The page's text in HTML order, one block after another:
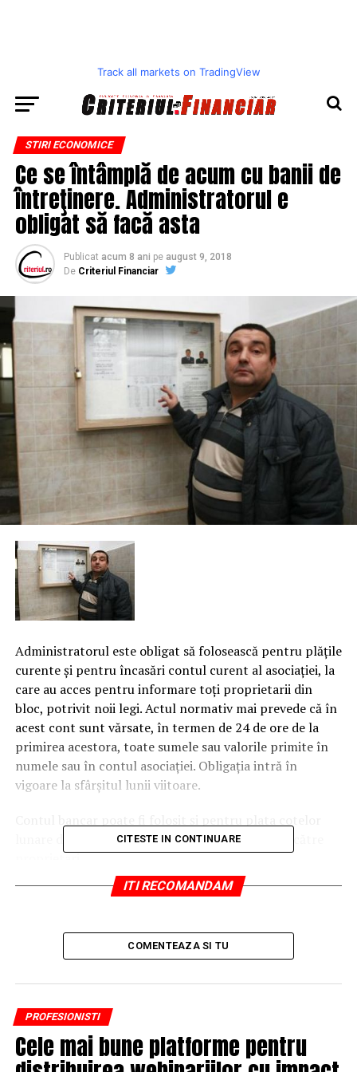
Track all markets on TradingView
STIRI ECONOMICE
Ce se întâmplă de acum cu banii de
întreţinere. Administratorul e
obligat să facă asta
Publicat acum 8 ani pe august 9, 2018
De Criteriul Financiar
Administratorul este obligat să folosească pentru plăţile
curente şi pentru încasări contul curent al asociaţiei, la
care au acces pentru informare toţi proprietarii din
bloc, potrivit noii legi. Actul normativ mai prevede că în
acest cont sunt vărsate, în termen de 24 de ore de la
primirea acestora, toate sumele sau valorile primite în
numele sau în contul asociaţiei. Obligaţia intră în
vigoare la sfârşitul lunii viitoare.
lunare de contribuţie la cheltuielile asociaţiei de către
proprietari.
Cu acordul asociaţiei de proprietari şi doar pentru plata
în casierie numerar, în limita unui plafon lunar de 1.000
Textul integral al legii îl puteţi consultaAICI.
Despre schimbările aduse de legea asociaţiei de
proprietari, revista Capital a mai scris următoarele
articole.
CITESTE IN CONTINUARE
ITI RECOMANDAM
COMENTEAZA SI TU
PROFESIONISTI
Cele mai bune platforme pentru